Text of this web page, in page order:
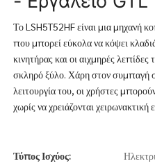
Το LSH5T52HF είναι μια μηχανή
που μπορεί εύκολα να κόψει
κινητήρας και οι αιχμηρές
σκληρό ξύλο. Χάρη στον συμπαγή
λειτουργία του, οι χρήστες
χωρίς να χρειάζονται χειρωνακτική
Τύπος Ισχύος: